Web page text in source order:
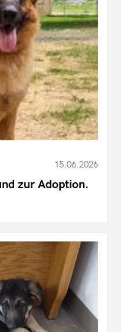
15.06.2026
zur Adoption.